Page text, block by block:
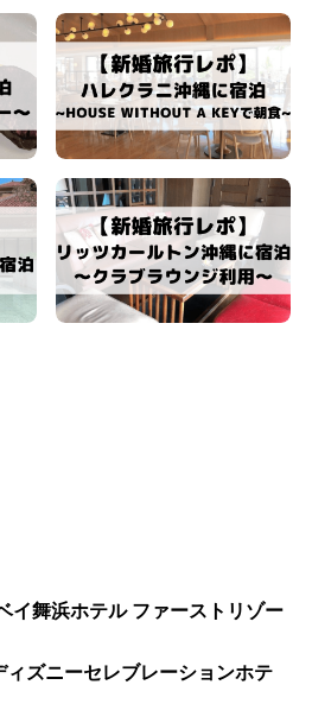
舞浜ホテル ファーストリゾー
ズニーセレブレーションホテ